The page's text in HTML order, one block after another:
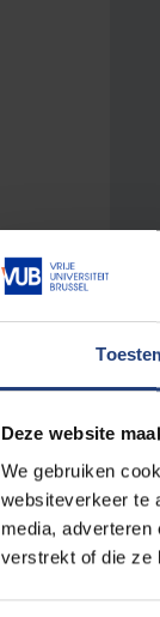
Deze website
We gebruiken
websiteverkeer te
media, adverteren
verstrekt of die ze